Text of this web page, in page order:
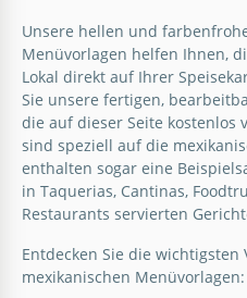
Heller
Entfachen Sie die Lust
lebendigen Vorlage für
Restaurantmenü.
Google Slides
Unsere hellen und
Menüvorlagen helfen Ihnen,
Lokal direkt auf Ihrer
Sie unsere fertigen,
die auf dieser Seite kostenlos
sind speziell auf die
enthalten sogar eine
in Taquerias, Cantinas,
Restaurants servierten
Entdecken Sie die wichtigsten
mexikanischen Menüvorlagen: